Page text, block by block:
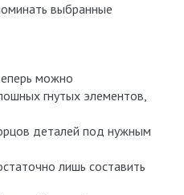
выбранные
можно
гнутых элементов,
деталей под нужным
лишь составить